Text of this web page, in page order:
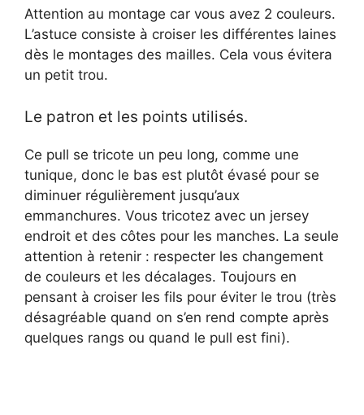
y
V
i
d
e
o
Attention au montage car vous avez 2 couleurs.
L’astuce consiste à croiser les différentes laines
dès le montages des mailles. Cela vous évitera
un petit trou.
Le patron et les points utilisés.
Ce pull se tricote un peu long, comme une
tunique, donc le bas est plutôt évasé pour se
diminuer régulièrement jusqu’aux
emmanchures. Vous tricotez avec un jersey
endroit et des côtes pour les manches. La seule
attention à retenir : respecter les changement
de couleurs et les décalages. Toujours en
pensant à croiser les fils pour éviter le trou (très
désagréable quand on s’en rend compte après
quelques rangs ou quand le pull est fini).